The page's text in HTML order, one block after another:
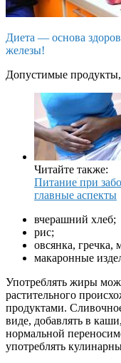
Диета — основа
железы!
Допустимые
Читайте также:
Питание при
главные аспекты
вчерашний хлеб;
рис;
овсянка, гречка,
макаронные
Употреблять жиры
растительного
продуктами.
виде, добавлять в
нормальной
употреблять